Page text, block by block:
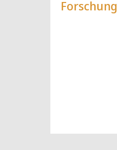
Forschung